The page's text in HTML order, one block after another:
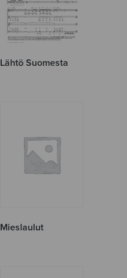
Lähtö Suomesta
Mieslaulut